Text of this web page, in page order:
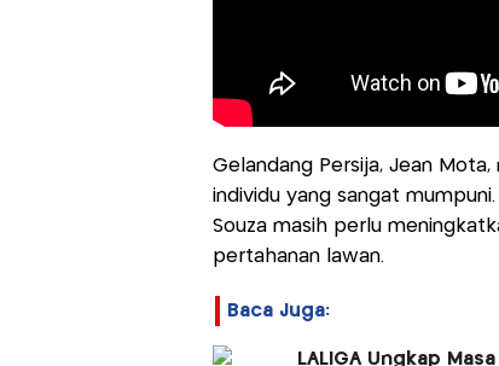
Gelandang Persija, Jean
individu yang sangat
Souza masih perlu
pertahanan lawan.
Baca Juga:
LALIGA Ungkap